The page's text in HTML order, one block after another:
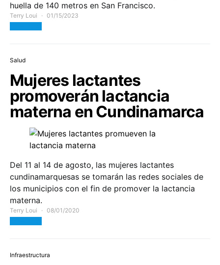
huella de 140 metros en San Francisco.
Terry Loui 01/15/2023
Salud
Mujeres lactantes
promoverán lactancia
materna en Cundinamarca
Del 11 al 14 de agosto, las mujeres lactantes
cundinamarquesas se tomarán las redes sociales de
los municipios con el fin de promover la lactancia
materna.
Terry Loui 08/01/2020
Infraestructura